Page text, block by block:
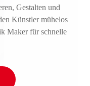
Gestalten und
Künstler mühelos
Maker für schnelle